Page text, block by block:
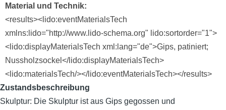
Material und Technik
<results><lido:eventMaterialsTech
xmlns:lido="http://www.lido-schema.org" lido:sortorder="1">
<lido:displayMaterialsTech xml:lang="de">Gips, patiniert;
Nussholzsockel</lido:displayMaterialsTech>
<lido:materialsTech/></lido:eventMaterialsTech></results>
Zustandsbeschreibung
Skulptur: Die Skulptur ist aus Gips gegossen und